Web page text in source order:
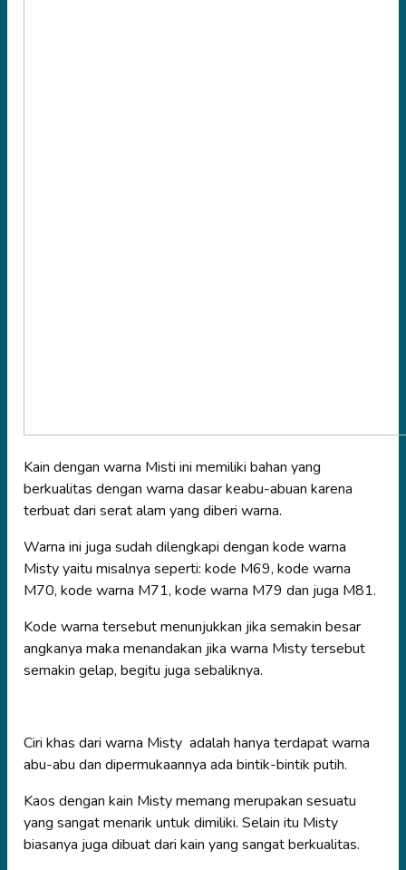
Kain dengan warna Misti ini memiliki bahan yang
berkualitas dengan warna dasar keabu-abuan karena
terbuat dari serat alam yang diberi warna.
Warna ini juga sudah dilengkapi dengan kode warna
Misty yaitu misalnya seperti: kode M69, kode warna
M70, kode warna M71, kode warna M79 dan juga M81.
Kode warna tersebut menunjukkan jika semakin besar
angkanya maka menandakan jika warna Misty tersebut
semakin gelap, begitu juga sebaliknya.
Ciri khas dari warna Misty adalah hanya terdapat warna
abu-abu dan dipermukaannya ada bintik-bintik putih.
Kaos dengan kain Misty memang merupakan sesuatu
yang sangat menarik untuk dimiliki. Selain itu Misty
biasanya juga dibuat dari kain yang sangat berkualitas.